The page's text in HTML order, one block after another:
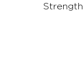
Strength